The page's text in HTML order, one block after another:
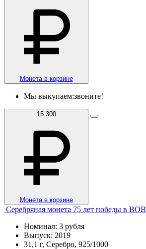
Монета в корзине
Мы выкупаем:звоните!
15 300
Монета в корзине
Серебряная монета 75 лет победы в ВОВ
Номинал: 3 рубля
Выпуск: 2019
31,1 г, Серебро, 925/1000